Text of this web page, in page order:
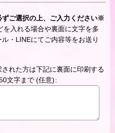
ご選択の上、ご入力ください※
を入れる場合や裏面に文字を多
・LINEにてご内容等をお送り
れた方は下記に裏面に印刷する
文字まで (任意):